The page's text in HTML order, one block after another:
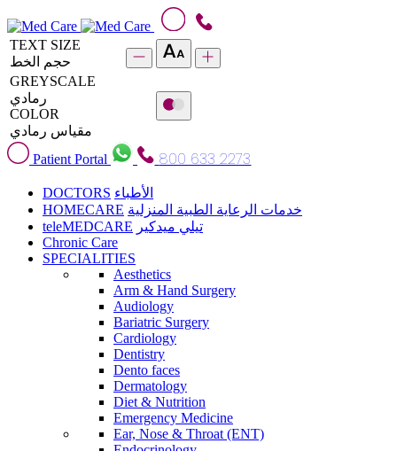
TEXT SIZE
حجم الخط
GREYSCALE
رمادي
COLOR
مقياس رمادي
Patient Portal
800 633 2273
DOCTORS الأطباء
HOMECARE خدمات الرعاية الطبية المنزلية
teleMEDCARE تيلي ميدكير
Chronic Care
SPECIALITIES
Aesthetics
Arm & Hand Surgery
Audiology
Bariatric Surgery
Cardiology
Dentistry
Dento faces
Dermatology
Diet & Nutrition
Emergency Medicine
Ear, Nose & Throat (ENT)